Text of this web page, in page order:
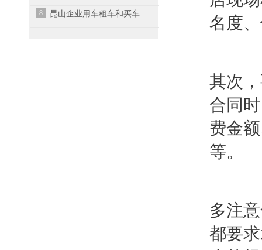
8 昆山企业用车租车和买车哪个更好？
名度
其次
合同
费金
等。
多注
都要